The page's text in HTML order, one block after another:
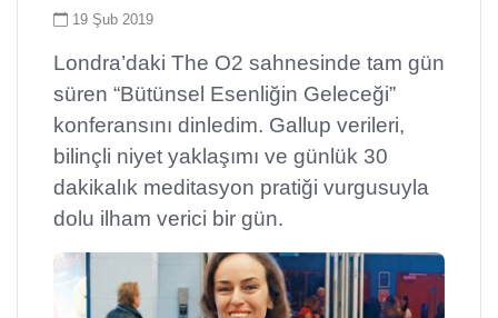
19 Şub 2019
Londra’daki The O2 sahnesinde tam gün
süren “Bütünsel Esenliğin Geleceği”
konferansını dinledim. Gallup verileri,
bilinçli niyet yaklaşımı ve günlük 30
dakikalık meditasyon pratiği vurgusuyla
dolu ilham verici bir gün.